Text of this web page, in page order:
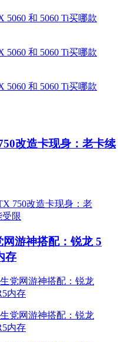
改造卡现身：老卡续
游神搭配：锐龙 5
存